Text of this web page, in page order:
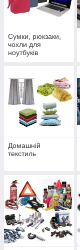
Сумки, рюкзаки,
чохли для
ноутбуків
Домашній
текстиль